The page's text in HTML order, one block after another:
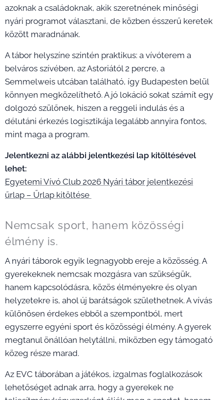
azoknak a családoknak, akik szeretnének minőségi
nyári programot választani, de közben ésszerű keretek
között maradnának.
A tábor helyszíne szintén praktikus: a vívóterem a
belváros szívében, az Astoriától 2 percre, a
Semmelweis utcában található, így Budapesten belül
könnyen megközelíthető. A jó lokáció sokat számít egy
dolgozó szülőnek, hiszen a reggeli indulás és a
délutáni érkezés logisztikája legalább annyira fontos,
mint maga a program.
Jelentkezni az alábbi jelentkezési lap kitöltésével
lehet:
Egyetemi Vívó Club 2026 Nyári tábor jelentkezési
űrlap – Űrlap kitöltése
Nemcsak sport, hanem közösségi
élmény is.
A nyári táborok egyik legnagyobb ereje a közösség. A
gyerekeknek nemcsak mozgásra van szükségük,
hanem kapcsolódásra, közös élményekre és olyan
helyzetekre is, ahol új barátságok születhetnek. A vívás
különösen érdekes ebből a szempontból, mert
egyszerre egyéni sport és közösségi élmény. A gyerek
megtanul önállóan helytállni, miközben egy támogató
közeg része marad.
Az EVC táborában a játékos, izgalmas foglalkozások
lehetőséget adnak arra, hogy a gyerekek ne